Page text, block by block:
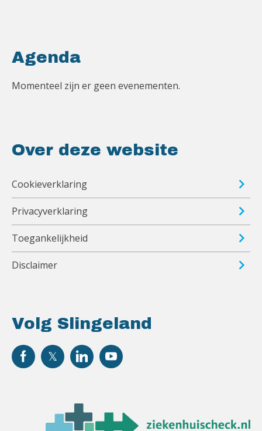
Volg Slingeland
Agenda
Momenteel zijn er geen evenementen.
Over deze website
Cookieverklaring
Privacyverklaring
Toegankelijkheid
Disclaimer